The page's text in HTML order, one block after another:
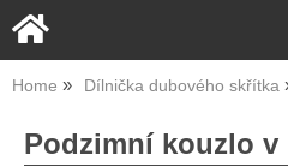
Home Dílnička dubového skřítka
Podzimní kouzlo v